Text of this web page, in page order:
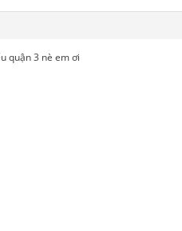
quận 3 nè em ơi